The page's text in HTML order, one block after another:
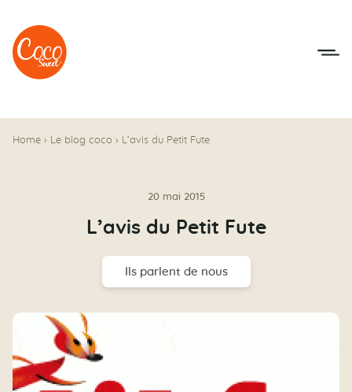
Aller au menu
Aller au contenu
Home › Le blog coco › L’avis du Petit Fute
20 mai 2015
L’avis du Petit Fute
Ils parlent de nous